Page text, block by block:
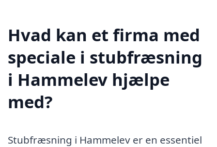
Hvad kan et firma med
speciale i stubfræsning
i Hammelev hjælpe
med?
Stubfræsning i Hammelev er en essentiel